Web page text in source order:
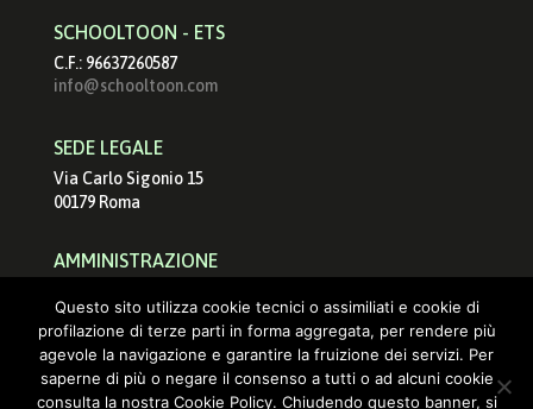
SCHOOLTOON - ETS
C.F.: 96637260587
info@schooltoon.com
SEDE LEGALE
Via Carlo Sigonio 15
00179 Roma
AMMINISTRAZIONE
info@schooltoon.com
Questo sito utilizza cookie tecnici o assimiliati e cookie di
profilazione di terze parti in forma aggregata, per rendere più
agevole la navigazione e garantire la fruizione dei servizi. Per
saperne di più o negare il consenso a tutti o ad alcuni cookie
consulta la nostra Cookie Policy. Chiudendo questo banner, si